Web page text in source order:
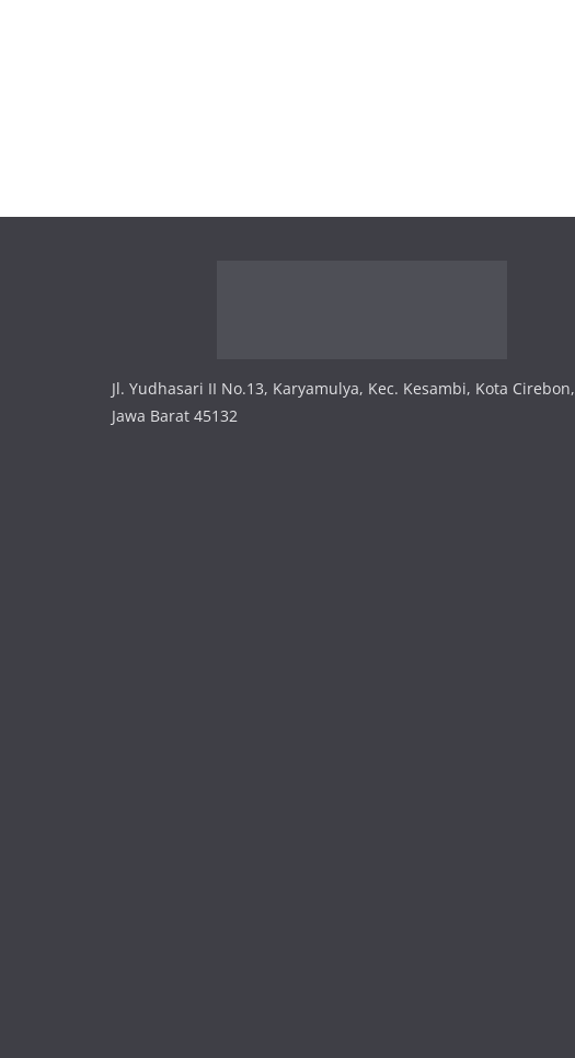
Jl. Yudhasari II No.13, Karyamulya, Kec. Kesambi, Kota Cirebon,
Jawa Barat 45132